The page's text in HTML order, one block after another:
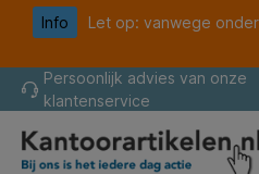
Ga naar de
Info
Let op: vanwege
Persoonlijk advies van onze
klantenservice